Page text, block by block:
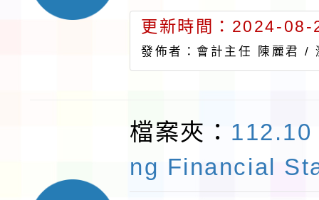
更新時間：2024-
發佈者：會計主任 陳麗君 /
檔案夾：
ng Financial